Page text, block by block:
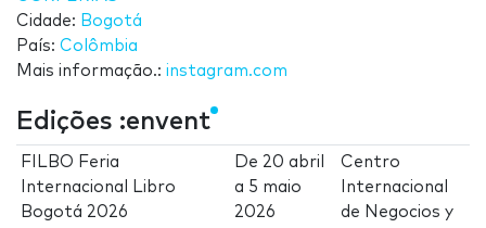
Cidade: Bogotá
País: Colômbia
Mais informação.: instagram.com
Edições :envent
FILBO Feria
Internacional Libro
Bogotá 2026
De 20 abril
a 5 maio
2026
Centro
Internacional
de Negocios y